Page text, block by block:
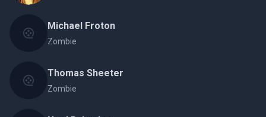
Michael Froton
Zombie
Thomas Sheeter
Zombie